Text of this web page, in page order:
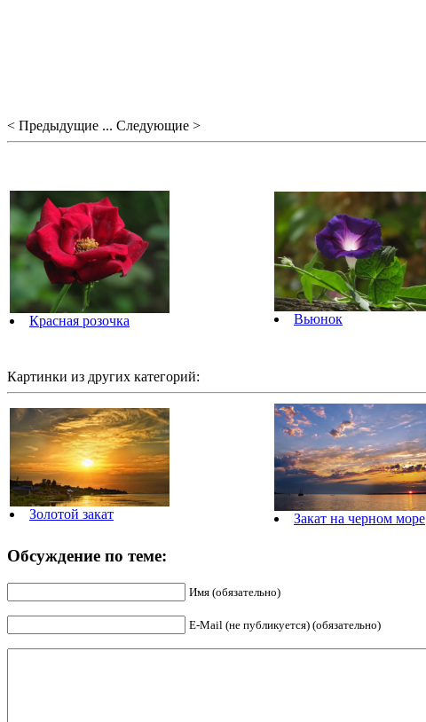
< Предыдущие ... Следующие >
Красная розочка Вьюнок
Картинки из других категорий:
Золотой закат Закат на черном море
Обсуждение по теме:
Имя (обязательно)
E-Mail (не публикуется) (обязательно)